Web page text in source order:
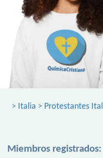
> Italia > Protestantes
Miembros registrados: